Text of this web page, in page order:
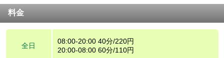
料金
全日
08:00-20:00 40分/220円
20:00-08:00 60分/110円